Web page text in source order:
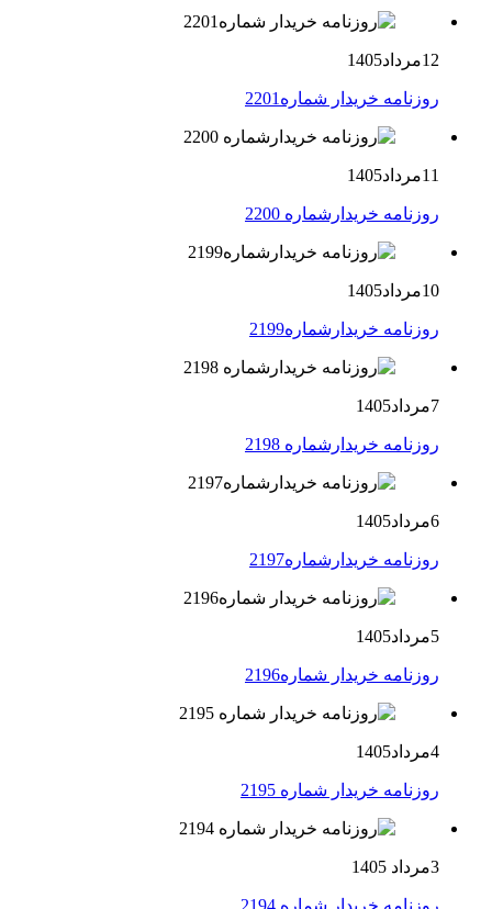
12مرداد1405
روزنامه خریدار شماره2201
11مرداد1405
روزنامه خریدارشماره 2200
10مرداد1405
روزنامه خریدارشماره2199
7مرداد1405
روزنامه خریدارشماره 2198
6مرداد1405
روزنامه خریدارشماره2197
5مرداد1405
روزنامه خریدار شماره2196
4مرداد1405
روزنامه خریدار شماره 2195
3مرداد 1405